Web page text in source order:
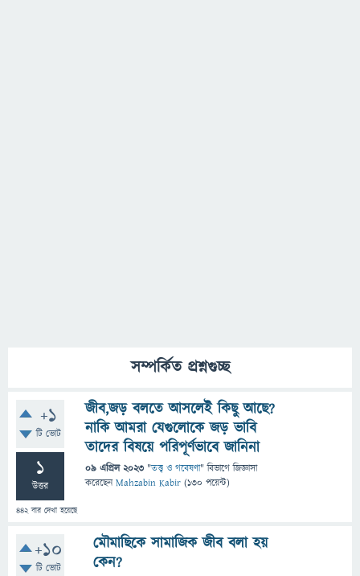
সম্পর্কিত প্রশ্নগুচ্ছ
+1
টি ভোট
1
উত্তর
442বার দেখা হয়েছে
জীব,জড় বলতে আসলেই কিছু আছে?
নাকি আমরা যেগুলোকে জড় ভাবি
তাদের বিষয়ে পরিপূর্ণভাবে জানিনা
09 এপ্রিল 2023 "তত্ত্ব ও গবেষণা" বিভাগে জিজ্ঞাসা
করেছেনMahzabin Kabir (130 পয়েন্ট)
+10
টি ভোট
মৌমাছিকে সামাজিক জীব বলা হয়
কেন?